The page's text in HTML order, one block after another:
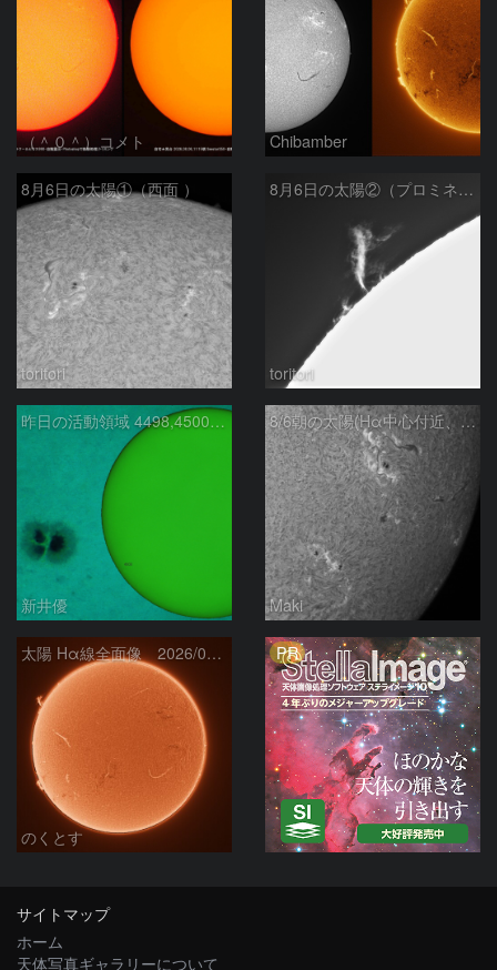
（＾０＾）コメト Chibamber
8月6日の太陽①（西面 ）
toritori
8月6日の太陽②（プロミネン北東縁 ）
toritori
昨日の活動領域 4498,4500：2026/08/05
新井優
8/6朝の太陽(Hα中心付近、4498、4502付近)
Maki
太陽 Hα線全面像 2026/08/06
のくとす
PR
サイトマップ
ホーム
天体写真ギャラリーについて